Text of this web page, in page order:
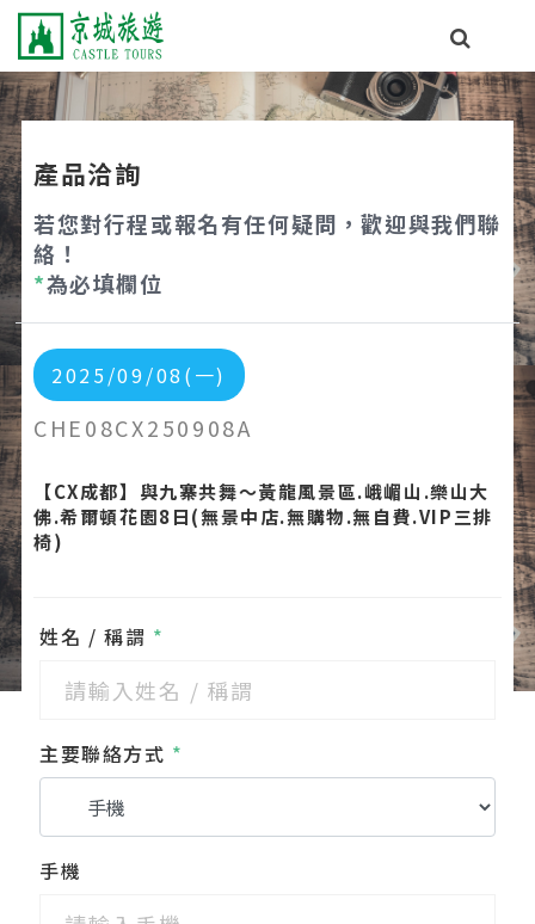
產品洽詢
若您對行程或報名有任何疑問，歡迎與我們聯
絡！
*為必填欄位
2025/09/08(一)
CHE08CX250908A
【CX成都】與九寨共舞～黃龍風景區.峨嵋山.樂山大
佛.希爾頓花園8日(無景中店.無購物.無自費.VIP三排
椅)
姓名 / 稱謂 *
主要聯絡方式 *
手機